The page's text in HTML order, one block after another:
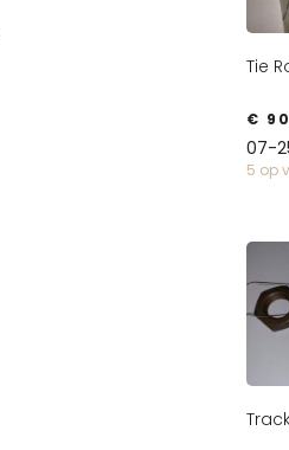
Tie
€
07-
5 op